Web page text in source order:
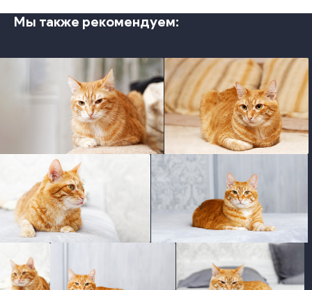
Мы также рекомендуем:
photo photo
photo photo